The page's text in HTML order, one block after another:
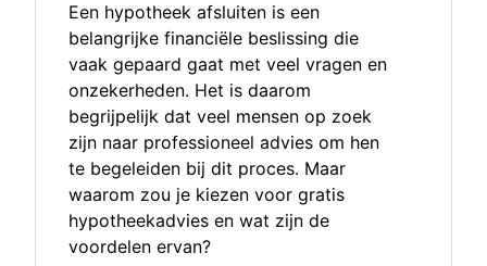
Een hypotheek afsluiten is een
belangrijke financiële beslissing die
vaak gepaard gaat met veel vragen en
onzekerheden. Het is daarom
begrijpelijk dat veel mensen op zoek
zijn naar professioneel advies om hen
te begeleiden bij dit proces. Maar
waarom zou je kiezen voor gratis
hypotheekadvies en wat zijn de
voordelen ervan?